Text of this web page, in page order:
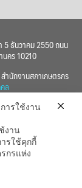
5 ธันวาคม 2550 ถนน
คร 10210
นักงานสภาเกษตรกร
ล
ารใช้งาน
งาน
รใช้คุกกี้
กรแห่ง